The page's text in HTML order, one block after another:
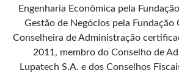
Engenharia Econômica pela
Gestão de Negócios pela Fundação
Conselheira de Administração
2011, membro do Conselho de
Lupatech S.A. e dos Conselhos